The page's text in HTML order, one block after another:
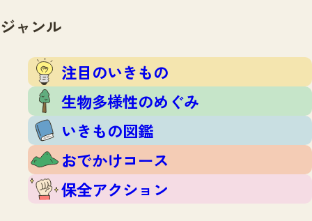
注目のいきもの
生物多様性のめぐみ
いきもの図鑑
おでかけコース
保全アクション
イベント
いきもの調査隊
調査レポート
調査レポートTOP
調査結果
ふくおかいきものマップ
マッチング
マッチングTOP
掲載申し込みフォーム
お問合せ
ジャンル
注目のいきもの
生物多様性のめぐみ
いきもの図鑑
おでかけコース
保全アクション